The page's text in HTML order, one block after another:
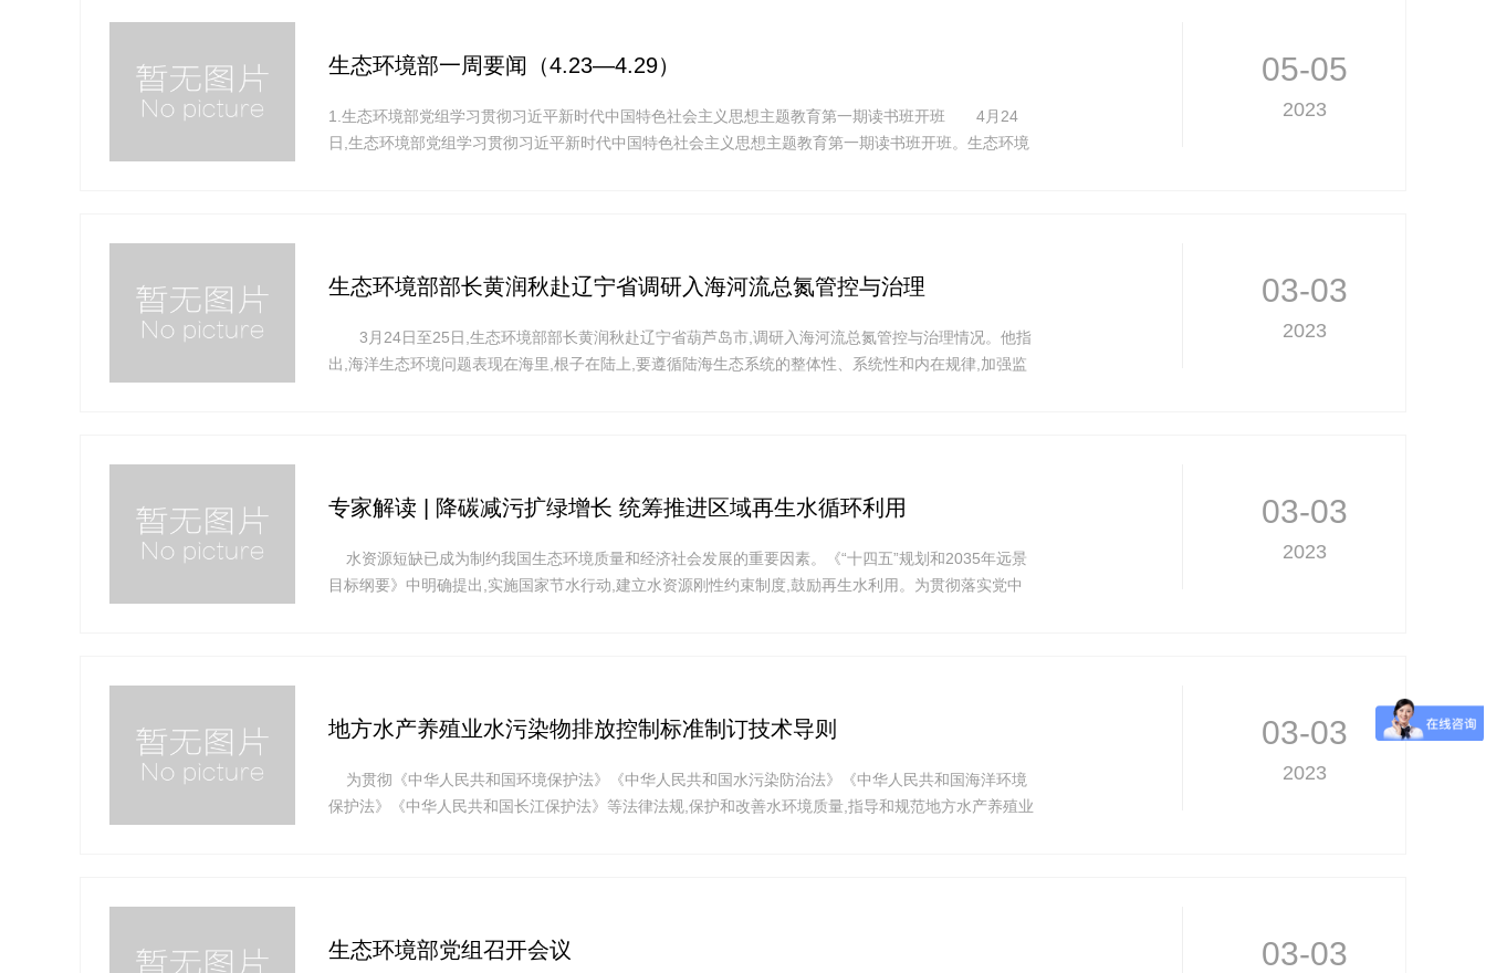
05-05
2023
生态环境部一周要闻（4.23—4.29）
1.生态环境部党组学习贯彻习近平新时代中国特色社会主义思想主题教育第一期读书班开班 4月24
日,生态环境部党组学习贯彻习近平新时代中国特色社会主义思想主题教育第一期读书班开班。生态环境
03-03
2023
生态环境部部长黄润秋赴辽宁省调研入海河流总氮管控与治理
3月24日至25日,生态环境部部长黄润秋赴辽宁省葫芦岛市,调研入海河流总氮管控与治理情况。他指
出,海洋生态环境问题表现在海里,根子在陆上,要遵循陆海生态系统的整体性、系统性和内在规律,加强监
03-03
2023
专家解读 | 降碳减污扩绿增长 统筹推进区域再生水循环利用
水资源短缺已成为制约我国生态环境质量和经济社会发展的重要因素。《“十四五”规划和2035年远景
目标纲要》中明确提出,实施国家节水行动,建立水资源刚性约束制度,鼓励再生水利用。为贯彻落实党中
03-03
2023
地方水产养殖业水污染物排放控制标准制订技术导则
为贯彻《中华人民共和国环境保护法》《中华人民共和国水污染防治法》《中华人民共和国海洋环境
保护法》《中华人民共和国长江保护法》等法律法规,保护和改善水环境质量,指导和规范地方水产养殖业
03-03
生态环境部党组召开会议